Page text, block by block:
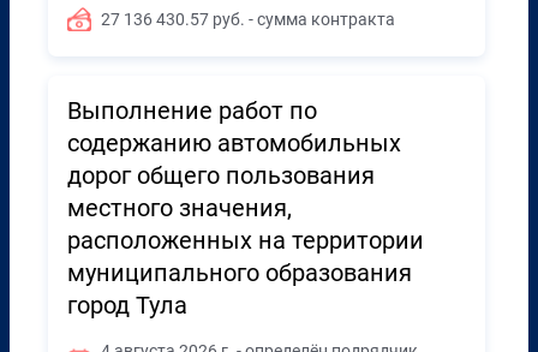
27 136 430.57 руб. - сумма контракта
Выполнение работ по
содержанию автомобильных
дорог общего пользования
местного значения,
расположенных на территории
муниципального образования
город Тула